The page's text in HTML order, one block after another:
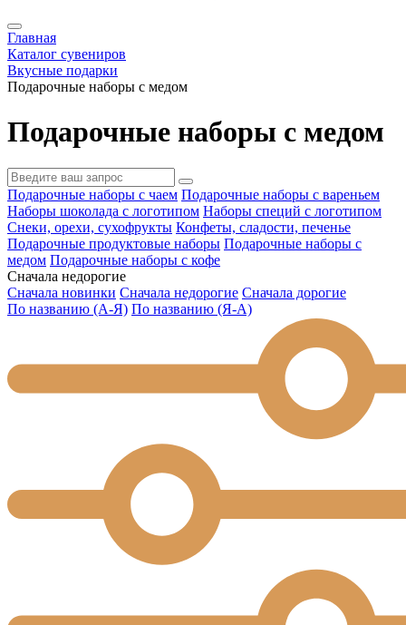
Главная
Каталог сувениров
Вкусные подарки
Подарочные наборы с медом
Подарочные наборы с медом
Подарочные наборы с чаем Подарочные наборы с вареньем
Наборы шоколада с логотипом Наборы специй с логотипом
Снеки, орехи, сухофрукты Конфеты, сладости, печенье
Подарочные продуктовые наборы Подарочные наборы с
медом Подарочные наборы с кофе
Сначала недорогие
Сначала новинки Сначала недорогие Сначала дорогие
По названию (А-Я) По названию (Я-А)